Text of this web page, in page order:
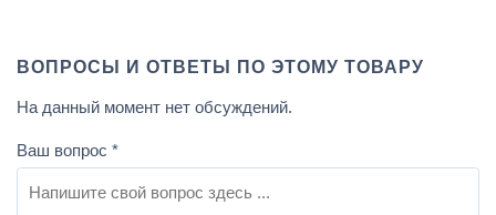
ВОПРОСЫ И ОТВЕТЫ ПО ЭТОМУ ТОВАРУ
На данный момент нет обсуждений.
Ваш вопрос *